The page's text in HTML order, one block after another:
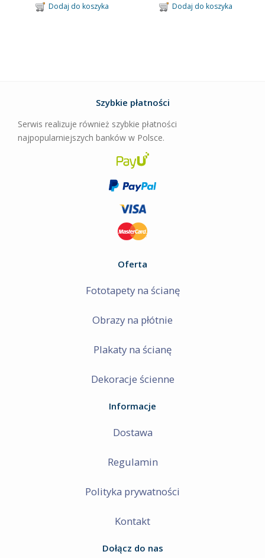
Dodaj do koszyka Dodaj do koszyka
Szybkie płatności
Serwis realizuje również szybkie płatności
najpopularniejszych banków w Polsce.
Oferta
Fototapety na ścianę
Obrazy na płótnie
Plakaty na ścianę
Dekoracje ścienne
Informacje
Dostawa
Regulamin
Polityka prywatności
Kontakt
Dołącz do nas